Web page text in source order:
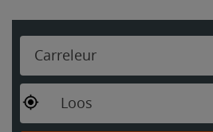
Carreleur
Loos